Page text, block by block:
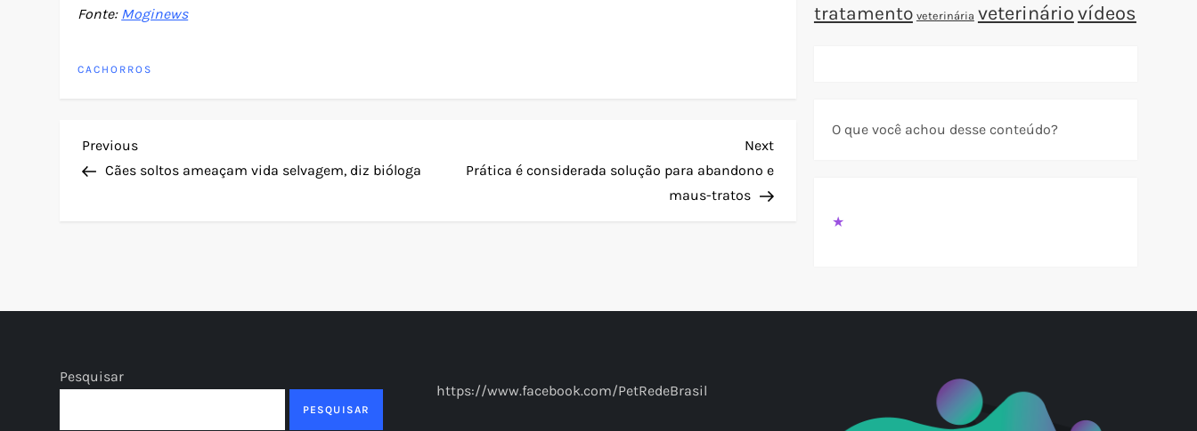
Fonte: Moginews
CACHORROS
N
g
Previous
Post
Previous
Cães soltos ameaçam vida selvagem, diz bióloga
Next
Post
Next
Prática é considerada solução para abandono e
maus-tratos
tratamento veterinária veterináriovídeos
O que você achou desse conteúdo?
★
Pesquisar
PESQUISAR
https://www.facebook.com/PetRedeBrasil